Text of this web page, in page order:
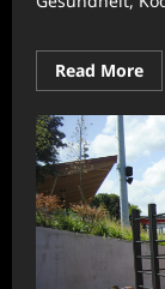
Read More